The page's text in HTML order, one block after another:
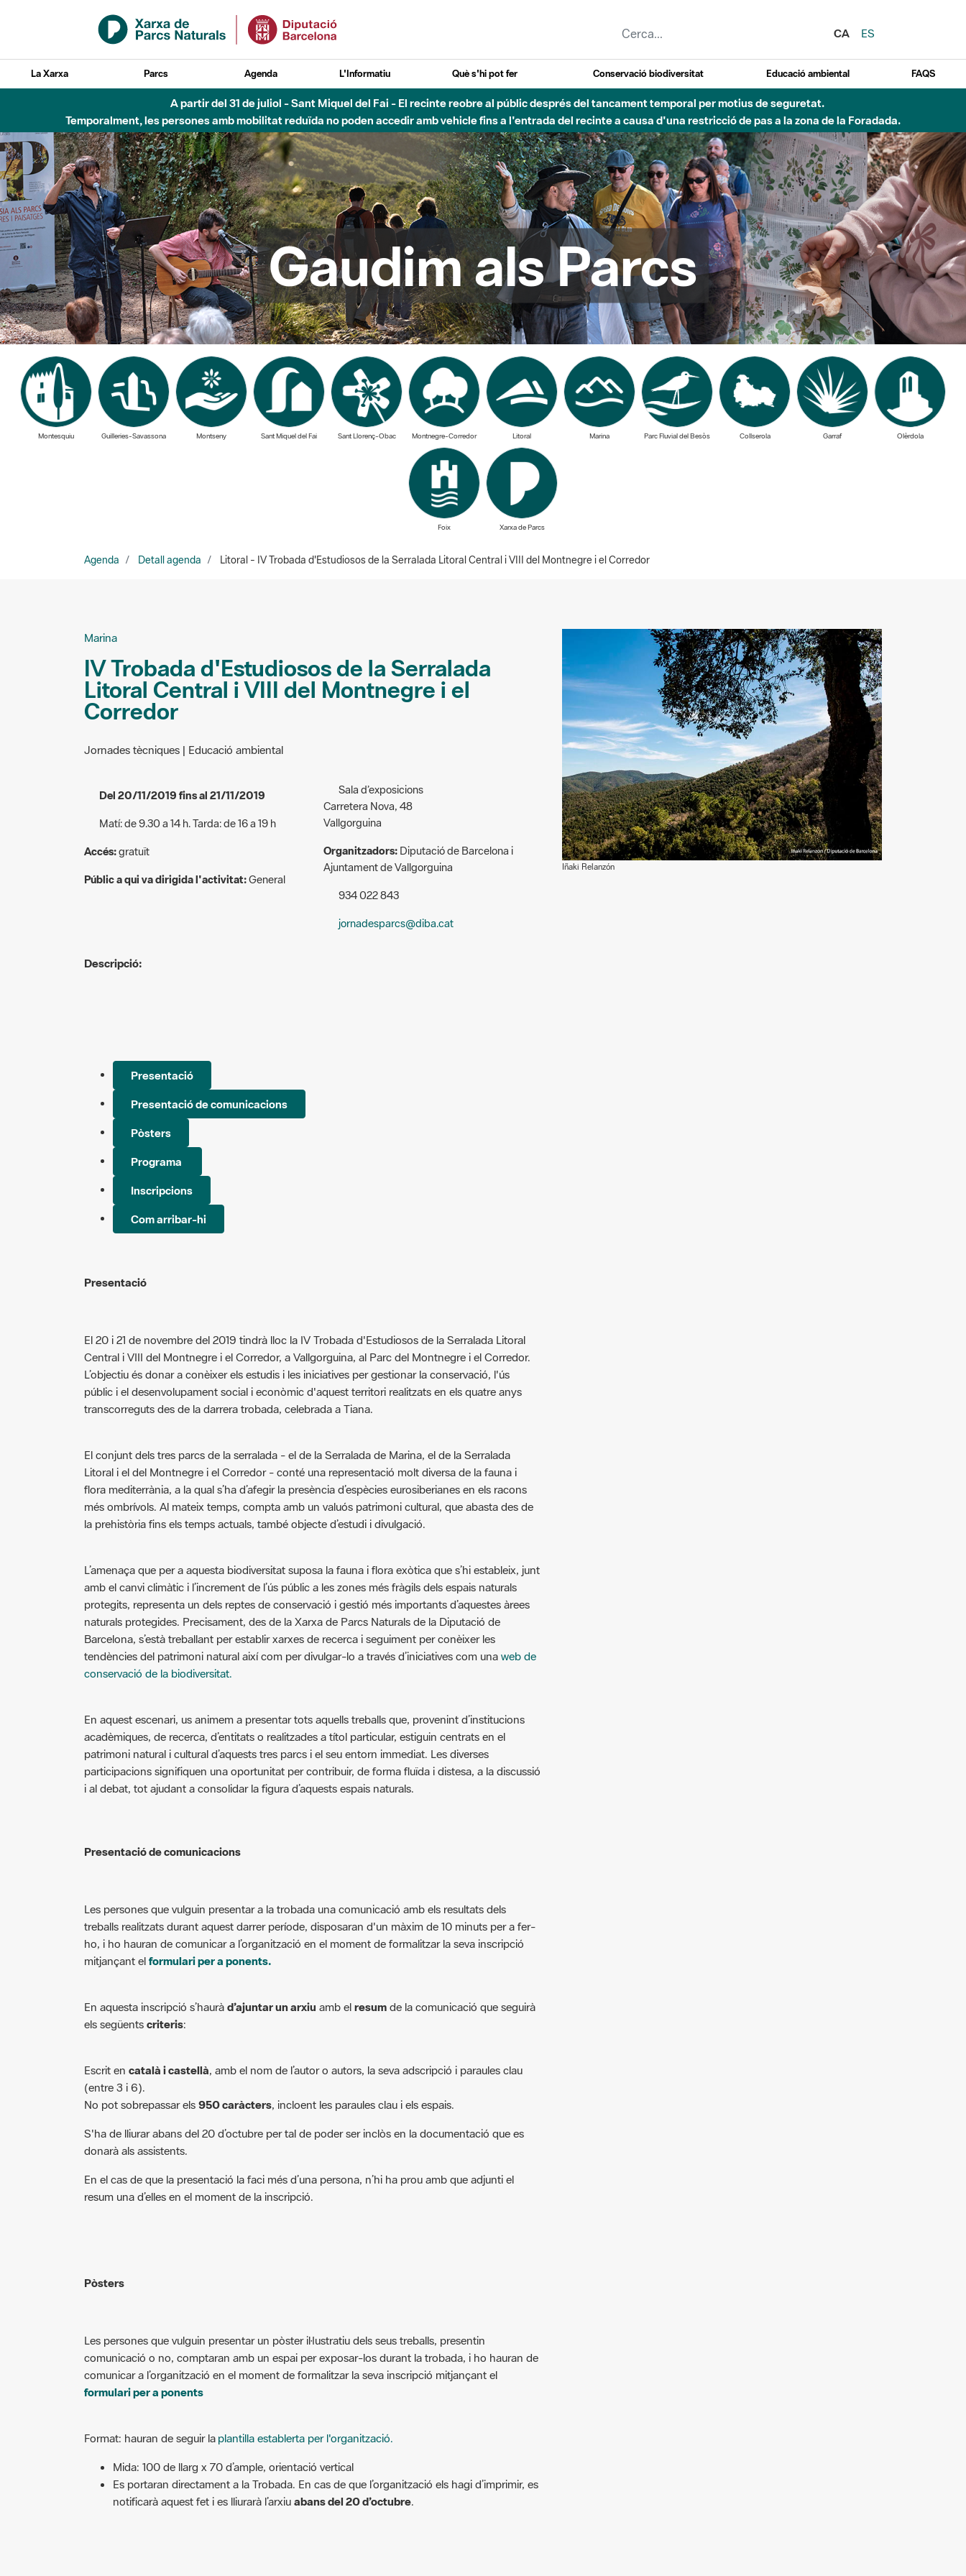
Salta al contingut principal
CA
ES
La Xarxa Parcs Agenda L'Informatiu Què s'hi pot fer Conservació biodiversitat Educació ambiental FAQS
6 d'agost - Parc Fluvial Besòs - Activació de la Fase d'Alerta del Parc Fluvial del Besòs per pluges intenses.
Tancats els accessos al Parc.
Gaudim als Parcs
Montesquiu Guilleries-Savassona Montseny Sant Miquel del Fai Sant Llorenç-Obac Montnegre-Corredor Litoral Marina Parc Fluvial del Besòs Collserola Garraf Olèrdola
Foix Xarxa de Parcs
Agenda Detall agenda Litoral - IV Trobada d'Estudiosos de la Serralada Litoral Central i VIII del Montnegre i el Corredor
Marina
IV Trobada d'Estudiosos de la Serralada
Litoral Central i VIII del Montnegre i el
Corredor
Jornades tècniques | Educació ambiental
Del 20/11/2019 fins al 21/11/2019
Matí: de 9.30 a 14 h. Tarda: de 16 a 19 h
Accés:gratuït
Públic a qui va dirigida l'activitat:General
Sala d’exposicions
Carretera Nova, 48
Vallgorguina
Organitzadors:Diputació de Barcelona i
Ajuntament de Vallgorguina
934 022 843
jornadesparcs@diba.cat
Iñaki Relanzón
Descripció:
Presentació
Presentació de comunicacions
Pòsters
Programa
Inscripcions
Com arribar-hi
Presentació
El 20 i 21 de novembre del 2019 tindrà lloc la IV Trobada d'Estudiosos de la Serralada Litoral
Central i VIII del Montnegre i el Corredor, a Vallgorguina, al Parc del Montnegre i el Corredor.
L’objectiu és donar a conèixer els estudis i les iniciatives per gestionar la conservació, l'ús
públic i el desenvolupament social i econòmic d'aquest territori realitzats en els quatre anys
transcorreguts des de la darrera trobada, celebrada a Tiana.
El conjunt dels tres parcs de la serralada - el de la Serralada de Marina, el de la Serralada
Litoral i el del Montnegre i el Corredor - conté una representació molt diversa de la fauna i
flora mediterrània, a la qual s’ha d’afegir la presència d’espècies eurosiberianes en els racons
més ombrívols. Al mateix temps, compta amb un valuós patrimoni cultural, que abasta des de
la prehistòria fins els temps actuals, també objecte d’estudi i divulgació.
L’amenaça que per a aquesta biodiversitat suposa la fauna i flora exòtica que s’hi estableix, junt
amb el canvi climàtic i l’increment de l’ús públic a les zones més fràgils dels espais naturals
protegits, representa un dels reptes de conservació i gestió més importants d’aquestes àrees
naturals protegides. Precisament, des de la Xarxa de Parcs Naturals de la Diputació de
Barcelona, s’està treballant per establir xarxes de recerca i seguiment per conèixer les
tendències del patrimoni natural així com per divulgar-lo a través d’iniciatives com una web de
conservació de la biodiversitat.
En aquest escenari, us animem a presentar tots aquells treballs que, provenint d’institucions
acadèmiques, de recerca, d’entitats o realitzades a títol particular, estiguin centrats en el
patrimoni natural i cultural d’aquests tres parcs i el seu entorn immediat. Les diverses
participacions signifiquen una oportunitat per contribuir, de forma fluïda i distesa, a la discussió
i al debat, tot ajudant a consolidar la figura d’aquests espais naturals.
Presentació de comunicacions
Les persones que vulguin presentar a la trobada una comunicació amb els resultats dels
treballs realitzats durant aquest darrer període, disposaran d'un màxim de 10 minuts per a fer-
ho, i ho hauran de comunicar a l’organització en el moment de formalitzar la seva inscripció
mitjançant el formulari per a ponents.
En aquesta inscripció s’haurà d’ajuntar un arxiu amb el resum de la comunicació que seguirà
els següents criteris:
Escrit en català i castellà, amb el nom de l’autor o autors, la seva adscripció i paraules clau
(entre 3 i 6).
No pot sobrepassar els 950 caràcters, incloent les paraules clau i els espais.
S'ha de lliurar abans del 20 d’octubre per tal de poder ser inclòs en la documentació que es
donarà als assistents.
En el cas de que la presentació la faci més d’una persona, n’hi ha prou amb que adjunti el
resum una d’elles en el moment de la inscripció.
Pòsters
Les persones que vulguin presentar un pòster il·lustratiu dels seus treballs, presentin
comunicació o no, comptaran amb un espai per exposar-los durant la trobada, i ho hauran de
comunicar a l’organització en el moment de formalitzar la seva inscripció mitjançant el
formulari per a ponents
Format: hauran de seguir la plantilla establerta per l'organització.
Mida: 100 de llarg x 70 d’ample, orientació vertical
Es portaran directament a la Trobada. En cas de que l’organització els hagi d’imprimir, es
notificarà aquest fet i es lliurarà l’arxiu abans del 20 d’octubre.